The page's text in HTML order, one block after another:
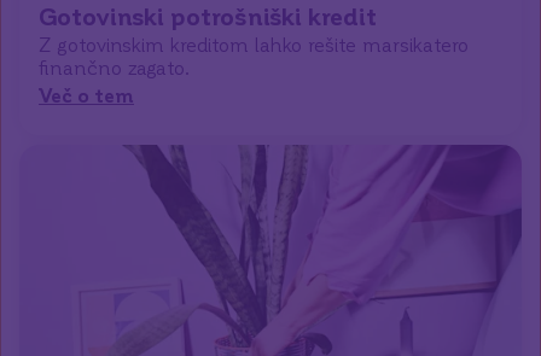
Gotovinski potrošniški kredit
Z gotovinskim kreditom lahko rešite marsikatero
finančno zagato.
Več o tem